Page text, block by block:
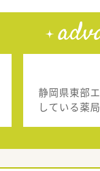
静岡県東部
している薬